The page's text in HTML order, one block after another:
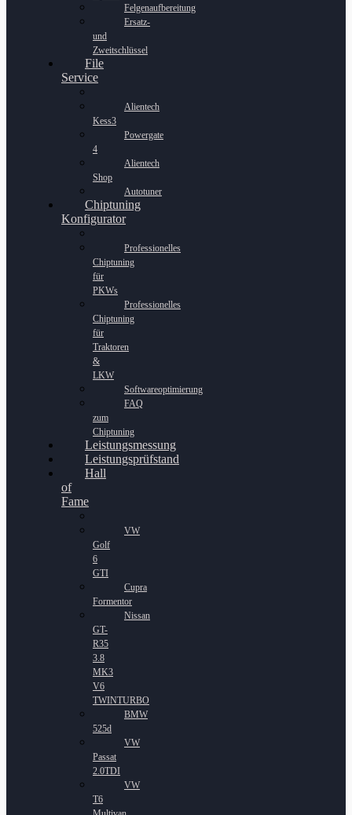
Felgenaufbereitung
Ersatz-
und
Zweitschlüssel
File
Service
Alientech
Kess3
Powergate
4
Alientech
Shop
Autotuner
Chiptuning
Konfigurator
Professionelles
Chiptuning
für
PKWs
Professionelles
Chiptuning
für
Traktoren
&
LKW
Softwareoptimierung
FAQ
zum
Chiptuning
Leistungsmessung
Leistungsprüfstand
Hall
of
Fame
VW
Golf
6
GTI
Cupra
Formentor
Nissan
GT-
R35
3.8
MK3
V6
TWINTURBO
BMW
525d
VW
Passat
2.0TDI
VW
T6